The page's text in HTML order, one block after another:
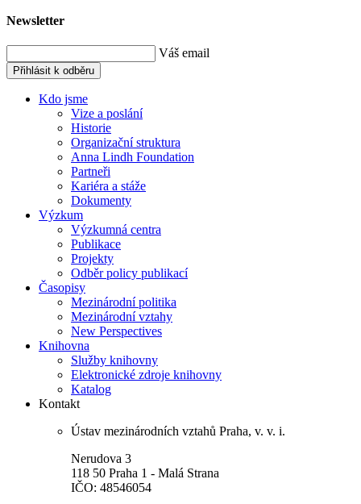
Newsletter
Váš email
Přihlásit k odběru
Kdo jsme
Vize a poslání
Historie
Organizační struktura
Anna Lindh Foundation
Partneři
Kariéra a stáže
Dokumenty
Výzkum
Výzkumná centra
Publikace
Projekty
Odběr policy publikací
Časopisy
Mezinárodní politika
Mezinárodní vztahy
New Perspectives
Knihovna
Služby knihovny
Elektronické zdroje knihovny
Katalog
Kontakt
Ústav mezinárodních vztahů Praha, v. v. i.
Nerudova 3
118 50 Praha 1 - Malá Strana
IČO: 48546054